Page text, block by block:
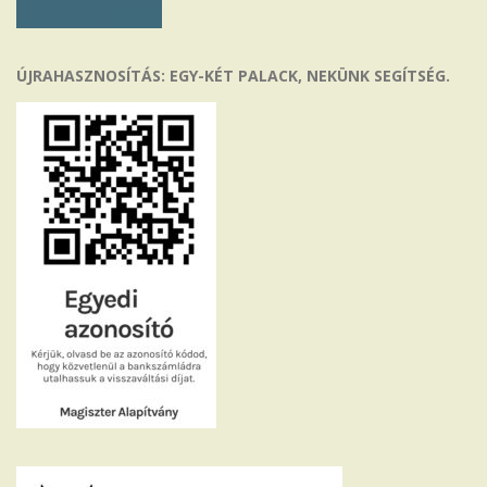
ÚJRAHASZNOSÍTÁS: EGY-KÉT PALACK, NEKÜNK SEGÍTSÉG.